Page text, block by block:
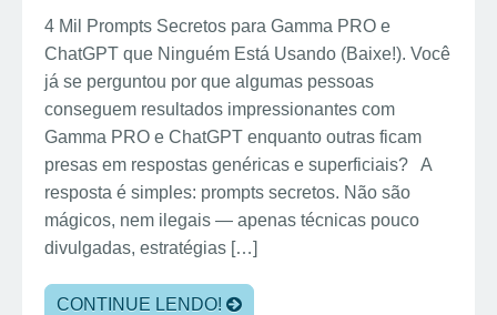
4 Mil Prompts Secretos para Gamma PRO e
ChatGPT que Ninguém Está Usando (Baixe!). Você
já se perguntou por que algumas pessoas
conseguem resultados impressionantes com
Gamma PRO e ChatGPT enquanto outras ficam
presas em respostas genéricas e superficiais? A
resposta é simples: prompts secretos. Não são
mágicos, nem ilegais — apenas técnicas pouco
divulgadas, estratégias […]
CONTINUE LENDO!